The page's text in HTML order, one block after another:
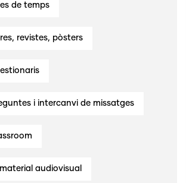
de temps
revistes, pòsters
i intercanvi de missatges
audiovisual